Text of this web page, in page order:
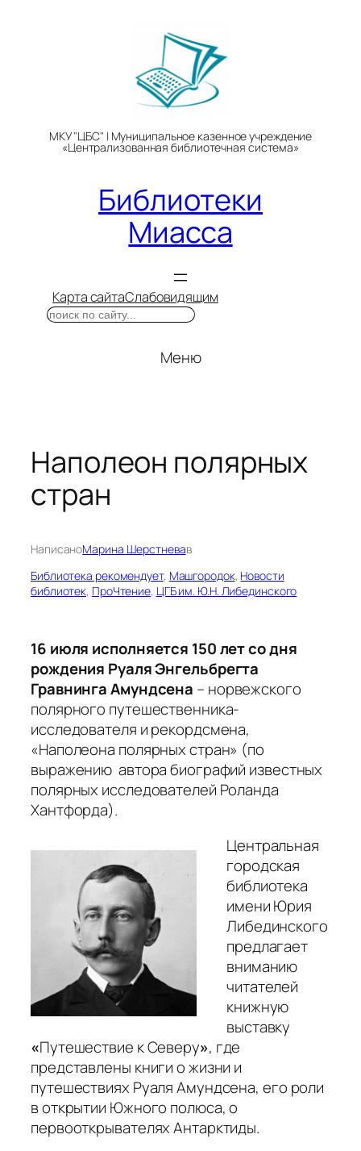
МКУ "ЦБС" | Муниципальное казенное учреждение
«Централизованная библиотечная система»
Библиотеки
Миасса
Карта сайтаСлабовидящим
Поиск
Меню
Наполеон полярных
стран
НаписаноМарина Шерстневав
Библиотека рекомендует, Машгородок, Новости
библиотек, ПроЧтение, ЦГБ им. Ю.Н. Либединского
16 июля исполняется 150 лет со дня
рождения Руаля Энгельбрегта
Гравнинга Амундсена – норвежского
полярного путешественника-
исследователя и рекордсмена,
«Наполеона полярных стран» (по
выражению автора биографий известных
полярных исследователей Роланда
Хантфорда).
Центральная
городская
библиотека
имени Юрия
Либединского
предлагает
вниманию
читателей
книжную
выставку
«Путешествие к Северу», где
представлены книги о жизни и
путешествиях Руаля Амундсена, его роли
в открытии Южного полюса, о
первооткрывателях Антарктиды.